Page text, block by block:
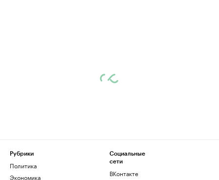
Рубрики
Политика
Экономика
Социальные
сети
ВКонтакте